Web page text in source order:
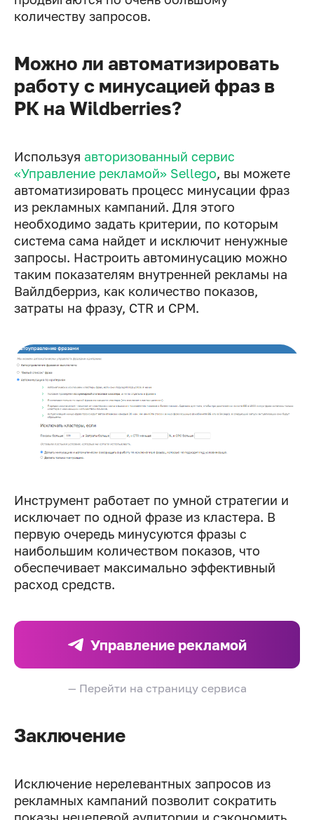
количеству запросов.
Можно ли автоматизировать
работу с минусацией фраз в
РК на Wildberries?
Используя авторизованный сервис
«Управление рекламой» Sellego, вы можете
автоматизировать процесс минусации фраз
из рекламных кампаний. Для этого
необходимо задать критерии, по которым
система сама найдет и исключит ненужные
запросы. Настроить автоминусацию можно
таким показателям внутренней рекламы на
Вайлдберриз, как количество показов,
затраты на фразу, CTR и CPM.
Инструмент работает по умной стратегии и
исключает по одной фразе из кластера. В
первую очередь минусуются фразы с
наибольшим количеством показов, что
обеспечивает максимально эффективный
расход средств.
Управление рекламой
— Перейти на страницу сервиса
Заключение
Исключение нерелевантных запросов из
рекламных кампаний позволит сократить